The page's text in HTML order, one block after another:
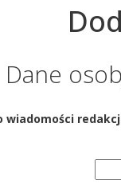
Dane
wiadomości